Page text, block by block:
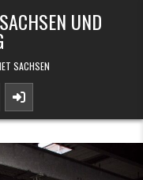
UND
SACHSEN